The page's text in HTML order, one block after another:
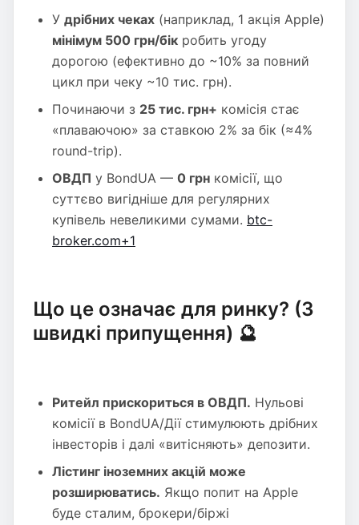
У дрібних чеках (наприклад, 1 акція Apple)
мінімум 500 грн/бік робить угоду
дорогою (ефективно до ~10% за повний
цикл при чеку ~10 тис. грн).
Починаючи з 25 тис. грн+ комісія стає
«плаваючою» за ставкою 2% за бік (≈4%
round-trip).
ОВДП у BondUA — 0 грн комісії, що
суттєво вигідніше для регулярних
купівель невеликими сумами. btc-
broker.com+1
Що це означає для ринку? (3
швидкі припущення) 🔮
Ритейл прискориться в ОВДП. Нульові
комісії в BondUA/Дії стимулюють дрібних
інвесторів і далі «витісняють» депозити.
Лістинг іноземних акцій може
розширюватись. Якщо попит на Apple
буде сталим, брокери/біржі